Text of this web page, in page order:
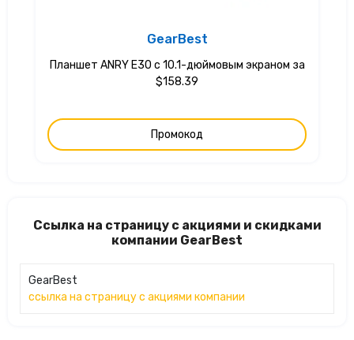
GearBest
Планшет ANRY E30 с 10.1-дюймовым экраном за
$158.39
Промокод
Ссылка на страницу с акциями и скидками
компании GearBest
GearBest
ссылка на страницу с акциями компании